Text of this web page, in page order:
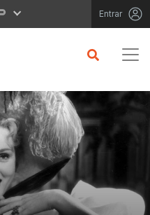
Entrar